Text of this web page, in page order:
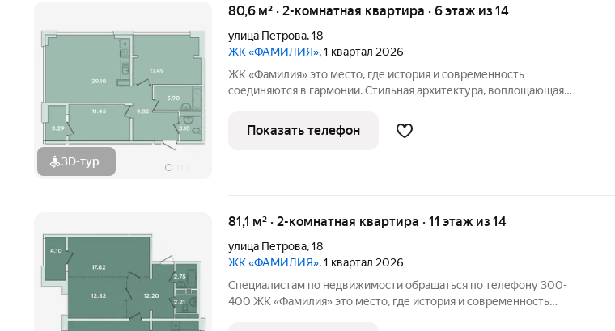
3D-тур
80,6 м² · 2-комнатная квартира · 6 этаж из 14
улица Петрова,18
ЖК «ФАМИЛИЯ», 1 квартал 2026
ЖК «Фамилия» это место, где история и современность
соединяются в гармонии. Стильная архитектура, воплощающая
удобствами. Вокруг ЖК раскинулись улочки, хранящие в себе
воспоминания,
Показать телефон
81,1 м² · 2-комнатная квартира · 11 этаж из 14
улица Петрова,18
ЖК «ФАМИЛИЯ», 1 квартал 2026
Специалистам по недвижимости обращаться по телефону 300-
400 ЖК «Фамилия» это место, где история и современность